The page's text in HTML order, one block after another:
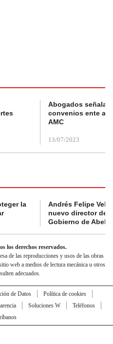
Abogados
convenios ente
AMC
13/07/2023
la
Andrés Felipe
nuevo director de
Gobierno de
los derechos reservados.
de las reproducciones y usos de las obras
web a medios de lectura mecánica u otros
adecuados.
de Datos
Política de cookies
Soluciones W
Teléfonos